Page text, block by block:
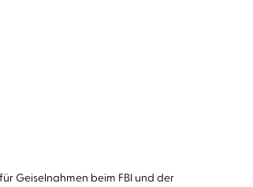
Geiselnahmen beim FBI und der